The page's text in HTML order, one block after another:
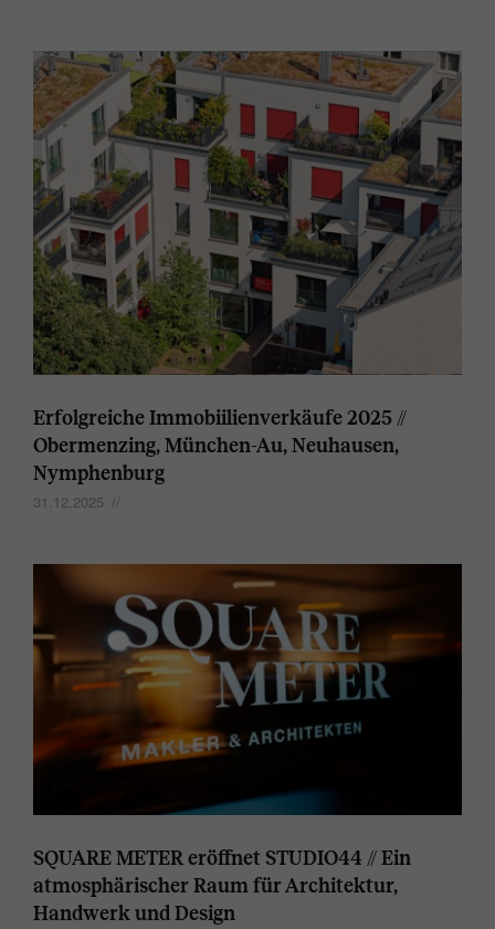
Erfolgreiche Immobiilienverkäufe 2025 //
Obermenzing, München-Au, Neuhausen,
Nymphenburg
31.12.2025 //
SQUARE METER eröffnet STUDIO44 // Ein
atmosphärischer Raum für Architektur,
Handwerk und Design